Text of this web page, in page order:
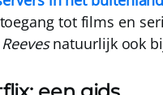
tot films en
natuurlijk ook